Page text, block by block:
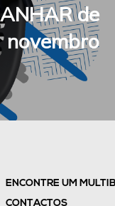
de
novembro
ENCONTRE UM
CONTACTOS